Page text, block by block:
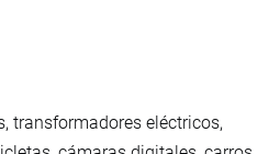
transformadores eléctricos,